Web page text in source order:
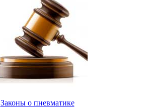
Законы о пневматике